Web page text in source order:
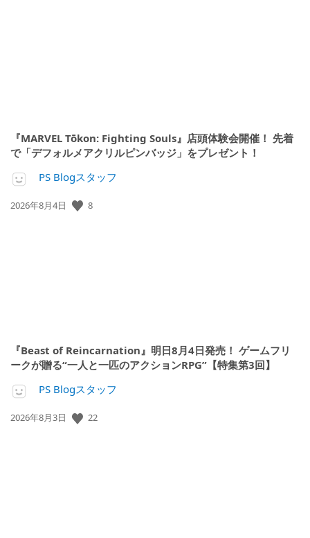
『MARVEL Tōkon: Fighting Souls』店頭体験会開催！ 先着
で「デフォルメアクリルピンバッジ」をプレゼント！
PS Blogスタッフ
公
2026年8月4日 8
『Beast of Reincarnation』明日8月4日発売！ ゲームフリ
ークが贈る“一人と一匹のアクションRPG”【特集第3回】
PS Blogスタッフ
公
2026年8月3日 22